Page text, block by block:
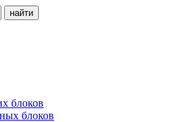
блоков
блоков